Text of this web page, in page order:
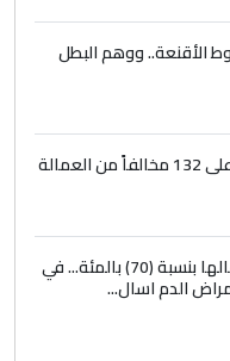
الأقنعة.. ووهم البطل
الداخلية تعلن القبض على 132 مخالفاً من العمالة
غسل اليدين يمنع انتقالها بنسبة (70) بالمئة... في
الدم اسال...